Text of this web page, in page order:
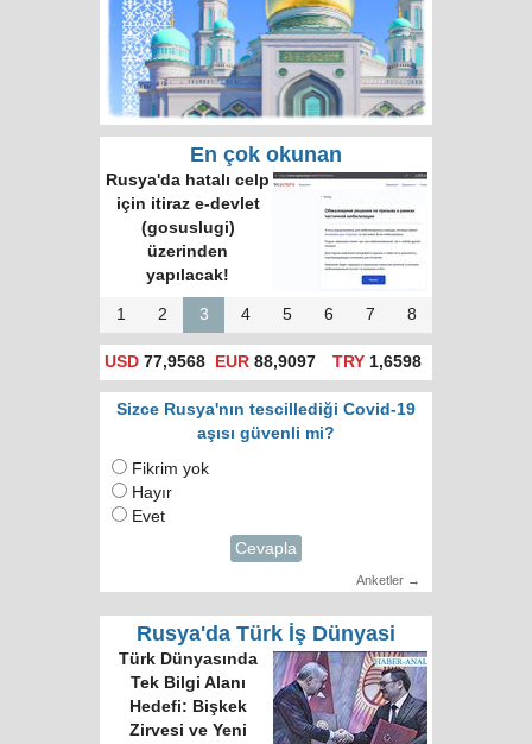
En çok okunan
Rusya'da hatalı celp
için itiraz e-devlet
(gosuslugi)
üzerinden
yapılacak!
1 2 3 4 5 6 7 8
USD 77,9568 EUR 88,9097 TRY1,6598
Sizce Rusya'nın tescillediği Covid-19
aşısı güvenli mi?
Fikrim yok
Hayır
Evet
Cevapla
Anketler →
Rusya'da Türk İş Dünyasi
Türk Dünyasında
Tek Bilgi Alanı
Hedefi: Bişkek
Zirvesi ve Yeni